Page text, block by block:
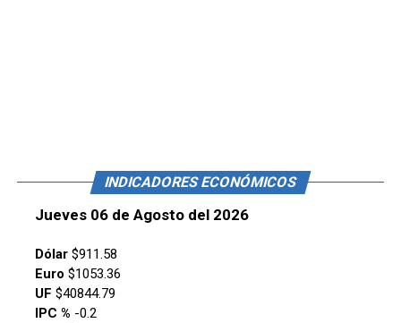
INDICADORES ECONÓMICOS
Jueves 06 de Agosto del 2026
Dólar$911.58
Euro $1053.36
UF $40844.79
IPC % -0.2